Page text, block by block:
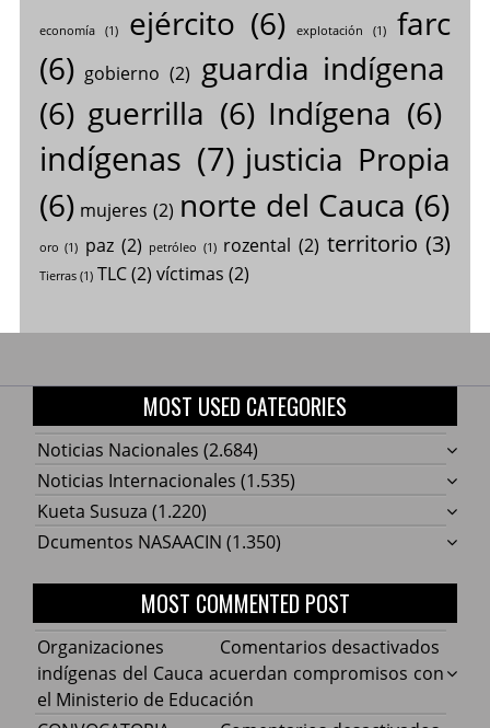
economía(1) ejército (6) explotación (1)
farc
(6) gobierno (2) guardia indígena
(6) guerrilla (6) Indígena (6)
indígenas (7) justicia Propia
(6) mujeres (2) norte del Cauca (6)
oro (1) paz (2) petróleo (1) rozental (2) territorio (3)
Tierras(1) TLC(2) víctimas (2)
MOST USED CATEGORIES
Noticias Nacionales (2.684)
Noticias Internacionales (1.535)
Kueta Susuza (1.220)
Dcumentos NASAACIN (1.350)
MOST COMMENTED POST
Comentarios desactivados
Organizaciones
indígenas del Cauca acuerdan compromisos con
el Ministerio de Educación